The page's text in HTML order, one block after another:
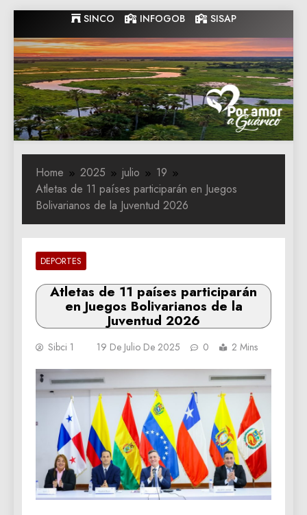
to
content
SINCO INFOGOB SISAP
Gobernacion
de Guarico
Gobernacion de Guarico
Home 2025 julio
19
Atletas de 11 países participarán en Juegos
Bolivarianos de la Juventud 2026
DEPORTES
Atletas de 11 países participarán
en Juegos Bolivarianos de la
Juventud 2026
Sibci 1 19 De Julio De 2025 0 2 Mins